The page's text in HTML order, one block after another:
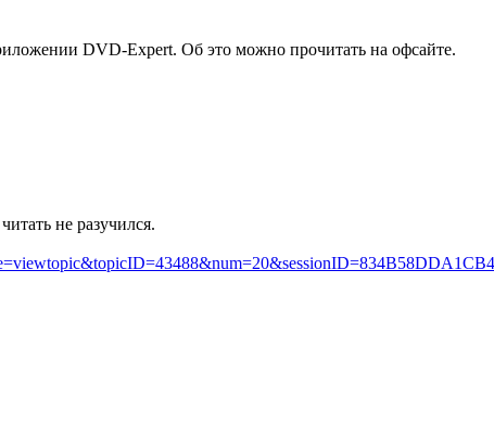
DVD-Expert. Об это можно прочитать на офсайте.
не разучился.